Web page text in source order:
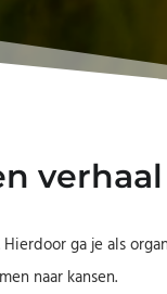
verhaal
ga je als
naar kansen.